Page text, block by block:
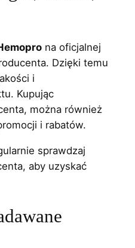
na oficjalnej
Dzięki temu
i
Kupując
można również
i rabatów.
sprawdzaj
aby uzyskać